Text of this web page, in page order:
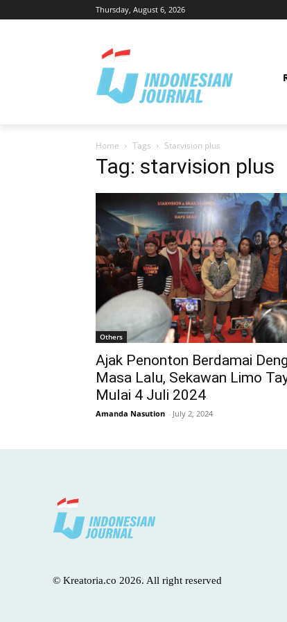
Thursday, August 6, 2026
Home Tags Starvision plus
Tag: starvision plus
Others
Ajak Penonton Berdamai
Masa Lalu, Sekawan Limo
Mulai 4 Juli 2024
Amanda Nasution - July 2, 2024
© Kreatoria.co 2026. All right reserved